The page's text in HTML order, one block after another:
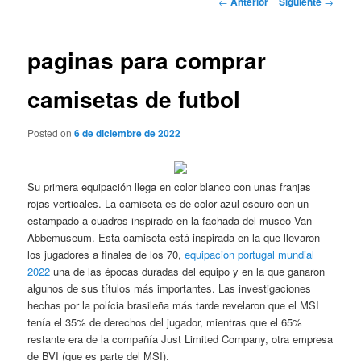
paginas para comprar
camisetas de futbol
Posted on6 de diciembre de 2022
Su primera equipación llega en color blanco con unas franjas
rojas verticales. La camiseta es de color azul oscuro con un
estampado a cuadros inspirado en la fachada del museo Van
Abbemuseum. Esta camiseta está inspirada en la que llevaron
los jugadores a finales de los 70,equipacion portugal mundial
2022 una de las épocas duradas del equipo y en la que ganaron
algunos de sus títulos más importantes. Las investigaciones
hechas por la polícia brasileña más tarde revelaron que el MSI
tenía el 35% de derechos del jugador, mientras que el 65%
restante era de la compañía Just Limited Company, otra empresa
de BVI (que es parte del MSI).